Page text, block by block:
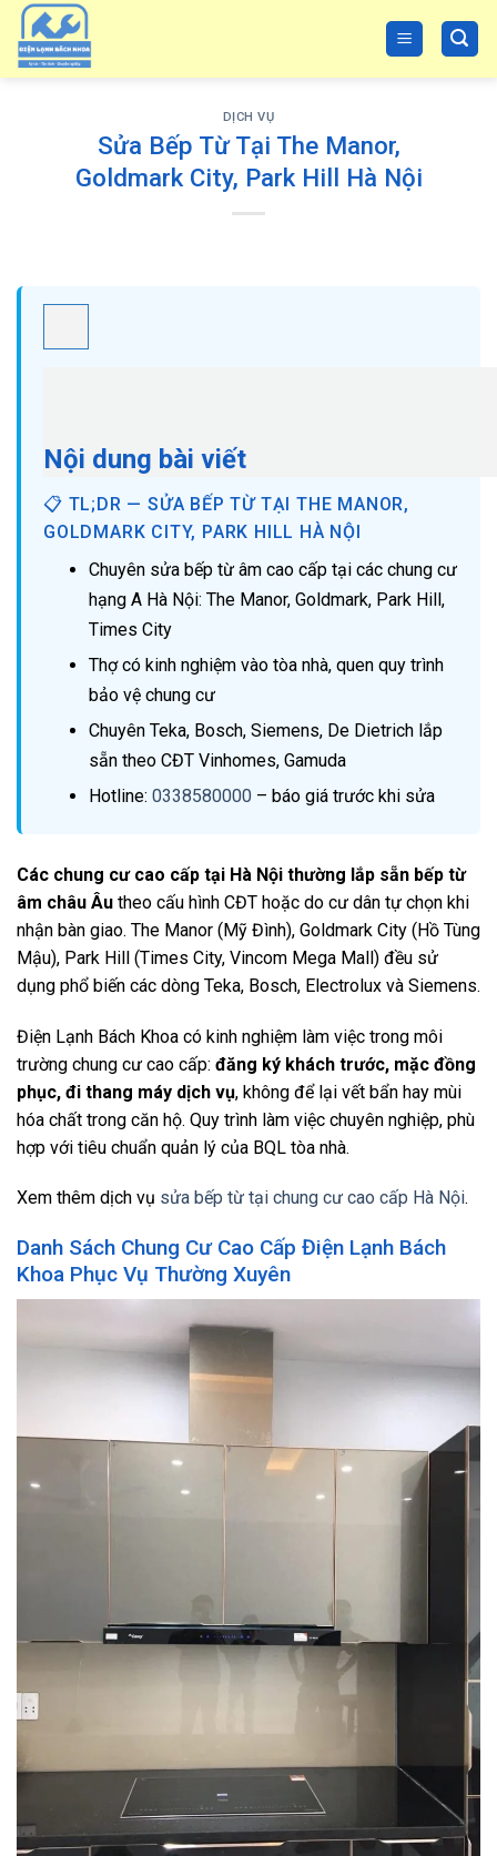
Skip
content
DỊCH VỤ
Sửa Bếp Từ Tại The Manor,
Goldmark City, Park Hill Hà Nội
Nội dung bài viết
📋 TL;DR — SỬA BẾP TỪ TẠI THE MANOR,
GOLDMARK CITY, PARK HILL HÀ NỘI
Chuyên sửa bếp từ âm cao cấp tại các chung cư
hạng A Hà Nội: The Manor, Goldmark, Park Hill,
Times City
Thợ có kinh nghiệm vào tòa nhà, quen quy trình
bảo vệ chung cư
Chuyên Teka, Bosch, Siemens, De Dietrich lắp
sẵn theo CĐT Vinhomes, Gamuda
Hotline: 0338580000– báo giá trước khi sửa
Các chung cư cao cấp tại Hà Nội thường lắp sẵn bếp từ
âm châu Âu theo cấu hình CĐT hoặc do cư dân tự chọn khi
nhận bàn giao. The Manor (Mỹ Đình), Goldmark City (Hồ Tùng
Mậu), Park Hill (Times City, Vincom Mega Mall) đều sử
dụng phổ biến các dòng Teka, Bosch, Electrolux và Siemens.
Điện Lạnh Bách Khoa có kinh nghiệm làm việc trong môi
trường chung cư cao cấp: đăng ký khách trước, mặc đồng
phục, đi thang máy dịch vụ, không để lại vết bẩn hay mùi
hóa chất trong căn hộ. Quy trình làm việc chuyên nghiệp, phù
hợp với tiêu chuẩn quản lý của BQL tòa nhà.
Xem thêm dịch vụ sửa bếp từ tại chung cư cao cấp Hà Nội.
Danh Sách Chung Cư Cao Cấp Điện Lạnh Bách
Khoa Phục Vụ Thường Xuyên